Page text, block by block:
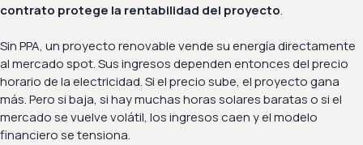
contrato protege la rentabilidad del proyecto.
Sin PPA, un proyecto renovable vende su energía directamente
al mercado spot. Sus ingresos dependen entonces del precio
horario de la electricidad. Si el precio sube, el proyecto gana
más. Pero si baja, si hay muchas horas solares baratas o si el
mercado se vuelve volátil, los ingresos caen y el modelo
financiero se tensiona.